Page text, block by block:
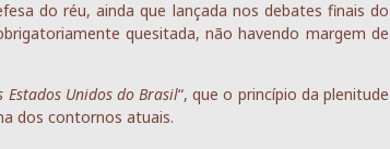
do réu, ainda que lançada nos debates finais do
quesitada, não havendo margem de
Estados Unidos do Brasil“, que o princípio da plenitude
dos contornos atuais.